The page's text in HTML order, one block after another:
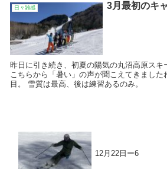
日々雑感 3月最初のキ
昨日に引き続き、初夏の陽気の丸沼高原スキ
こちらから「暑い」の声が聞こえてきました
目。 雪質は最高、後は練習あるのみ。
12月22日ー6